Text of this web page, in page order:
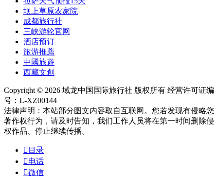
坝上草原农家院
成都旅行社
三峡游轮官网
酒店预订
旅游推薦
中國旅遊
西藏文創
Copyright © 2026 域龙中国国际旅行社 版权所有 经营许可证编
号：L-XZ00144
法律声明：本站部分图文内容取自互联网。您若发现有侵略您
著作权行为，请及时告知，我们工作人员将在第一时间删除侵
权作品、停止继续传播。
 目录
电话
微信